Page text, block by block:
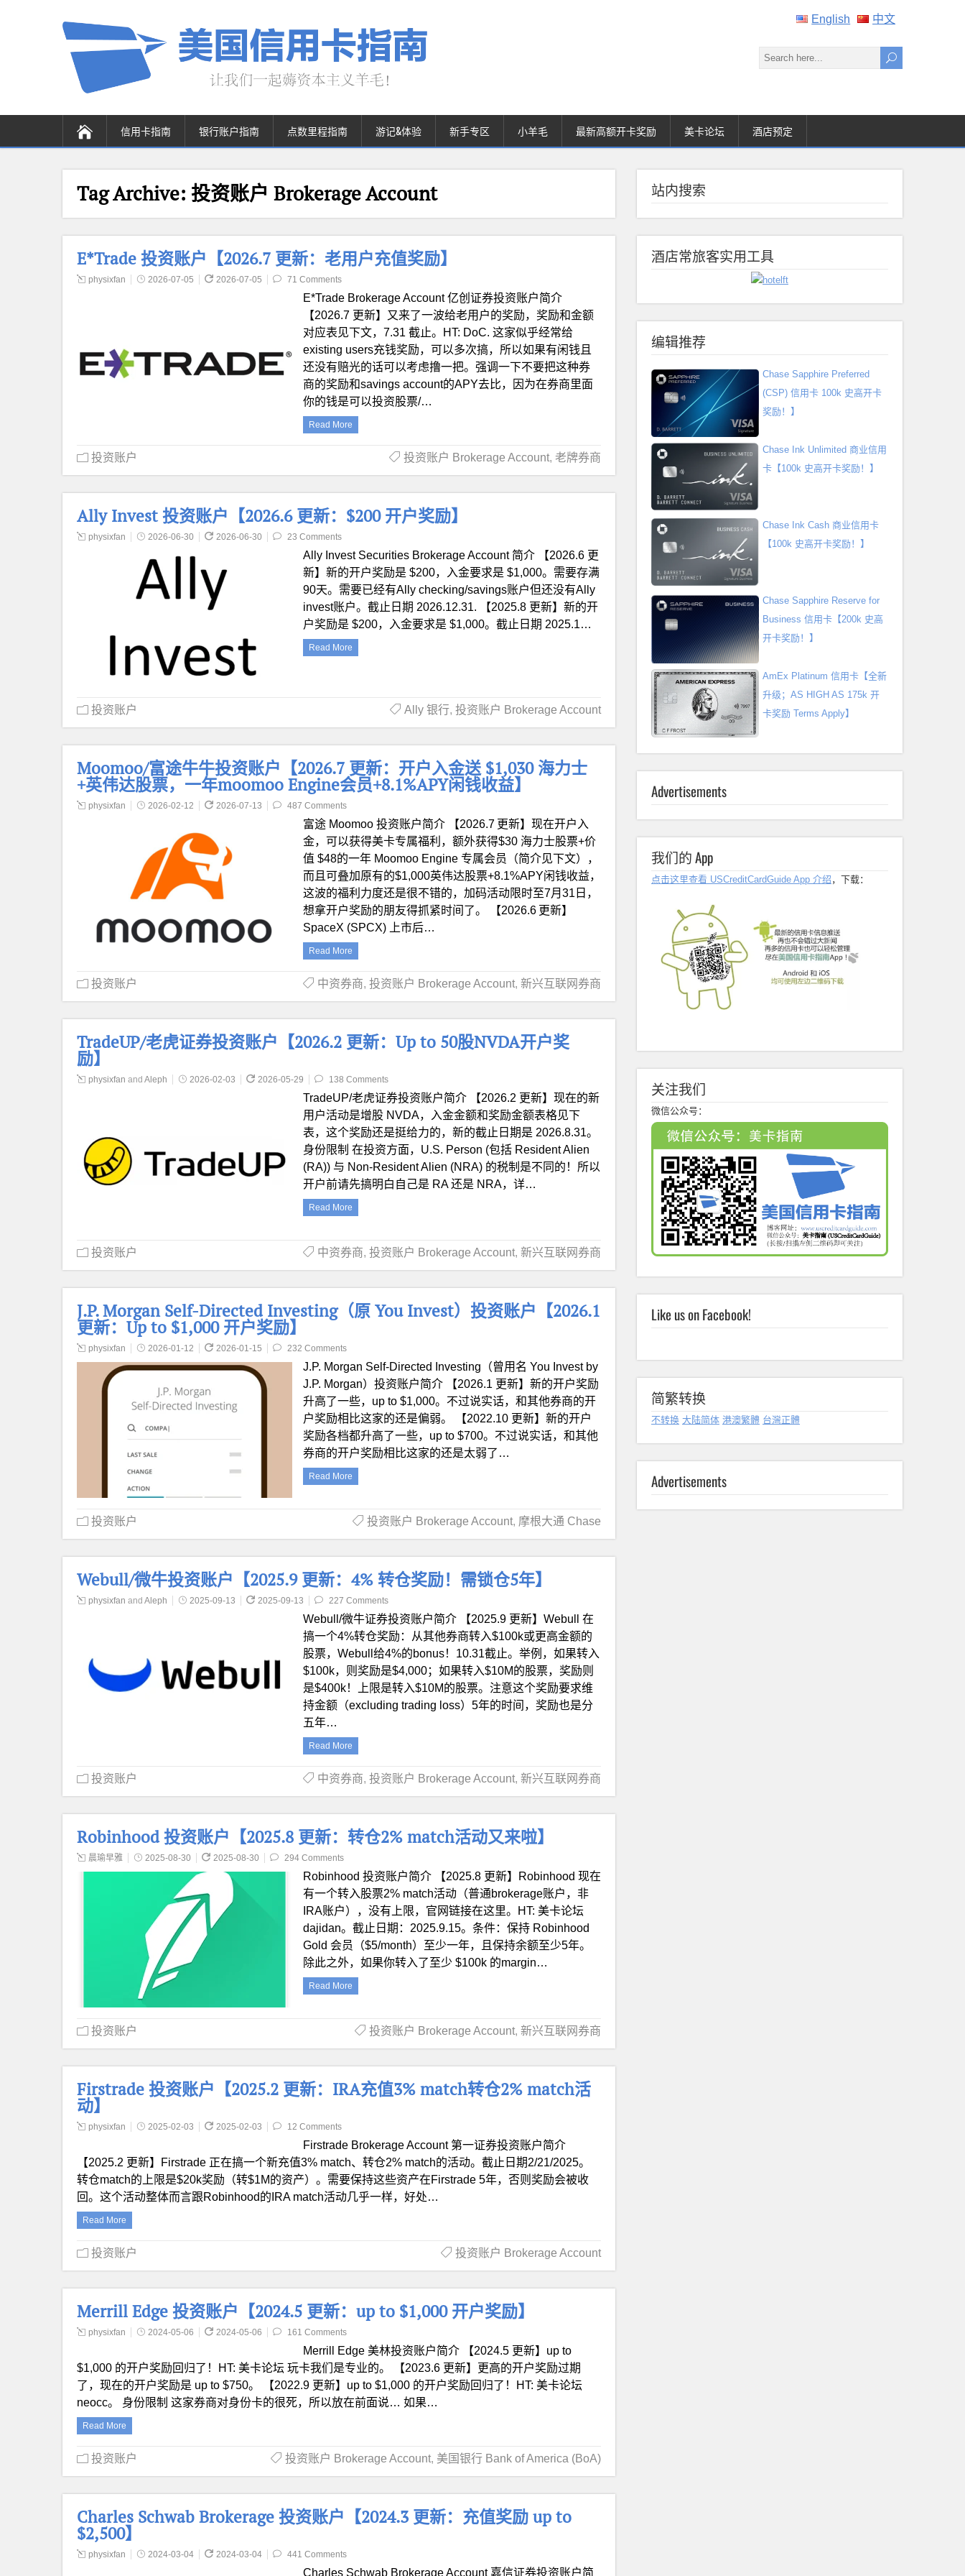
English 中文
信用卡指南 银行账户指南 点数里程指南 游记&体验 新手专区 小羊毛 最新高额开卡奖励 美卡论坛 酒店预定
Tag Archive: 投资账户 Brokerage Account
E*Trade 投资账户【2026.7 更新：老用户充值奖励】
physixfan 2026-07-05 2026-07-05 71 Comments
E*Trade Brokerage Account 亿创证券投资账户简介
【2026.7 更新】又来了一波给老用户的奖励，奖励和金额
对应表见下文，7.31 截止。HT: DoC. 这家似乎经常给
existing users充钱奖励，可以多次搞，所以如果有闲钱且
还没有赔光的话可以考虑撸一把。强调一下不要把这种券
商的奖励和savings account的APY去比，因为在券商里面
你的钱是可以投资股票/…
Read More
投资账户 投资账户 Brokerage Account, 老牌券商
Ally Invest 投资账户【2026.6 更新：$200 开户奖励】
physixfan 2026-06-30 2026-06-30 23 Comments
Ally Invest Securities Brokerage Account 简介 【2026.6 更
新】新的开户奖励是 $200，入金要求是 $1,000。需要存满
90天。需要已经有Ally checking/savings账户但还没有Ally
invest账户。截止日期 2026.12.31. 【2025.8 更新】新的开
户奖励是 $200，入金要求是 $1,000。截止日期 2025.1…
Read More
投资账户 Ally 银行, 投资账户 Brokerage Account
Moomoo/富途牛牛投资账户【2026.7 更新：开户入金送 $1,030 海力士
+英伟达股票，一年moomoo Engine会员+8.1%APY闲钱收益】
physixfan 2026-02-12 2026-07-13 487 Comments
富途 Moomoo 投资账户简介 【2026.7 更新】现在开户入
金，可以获得美卡专属福利，额外获得$30 海力士股票+价
值 $48的一年 Moomoo Engine 专属会员（简介见下文），
而且可叠加原有的$1,000英伟达股票+8.1%APY闲钱收益，
这波的福利力度还是很不错的，加码活动限时至7月31日，
想拿开户奖励的朋友得抓紧时间了。 【2026.6 更新】
SpaceX (SPCX) 上市后…
Read More
投资账户 中资券商, 投资账户 Brokerage Account, 新兴互联网券商
TradeUP/老虎证券投资账户【2026.2 更新：Up to 50股NVDA开户奖
励】
physixfan and Aleph 2026-02-03 2026-05-29 138 Comments
TradeUP/老虎证券投资账户简介 【2026.2 更新】现在的新
用户活动是增股 NVDA，入金金额和奖励金额表格见下
表，这个奖励还是挺给力的，新的截止日期是 2026.8.31。
身份限制 在投资方面，U.S. Person (包括 Resident Alien
(RA)) 与 Non-Resident Alien (NRA) 的税制是不同的！所以
开户前请先搞明白自己是 RA 还是 NRA，详…
Read More
投资账户 中资券商, 投资账户 Brokerage Account, 新兴互联网券商
J.P. Morgan Self-Directed Investing（原 You Invest）投资账户【2026.1
更新：Up to $1,000 开户奖励】
physixfan 2026-01-12 2026-01-15 232 Comments
J.P. Morgan Self-Directed Investing（曾用名 You Invest by
J.P. Morgan）投资账户简介 【2026.1 更新】新的开户奖励
升高了一些，up to $1,000。不过说实话，和其他券商的开
户奖励相比这家的还是偏弱。 【2022.10 更新】新的开户
奖励各档都升高了一些，up to $700。不过说实话，和其他
券商的开户奖励相比这家的还是太弱了…
Read More
投资账户 投资账户 Brokerage Account, 摩根大通 Chase
Webull/微牛投资账户【2025.9 更新：4% 转仓奖励！需锁仓5年】
physixfan and Aleph 2025-09-13 2025-09-13 227 Comments
Webull/微牛证券投资账户简介 【2025.9 更新】Webull 在
搞一个4%转仓奖励：从其他券商转入$100k或更高金额的
股票，Webull给4%的bonus！10.31截止。举例，如果转入
$100k，则奖励是$4,000；如果转入$10M的股票，奖励则
是$400k！上限是转入$10M的股票。注意这个奖励要求维
持金额（excluding trading loss）5年的时间，奖励也是分
五年…
Read More
投资账户 中资券商, 投资账户 Brokerage Account, 新兴互联网券商
Robinhood 投资账户【2025.8 更新：转仓2% match活动又来啦】
晨瑜早雅 2025-08-30 2025-08-30 294 Comments
Robinhood 投资账户简介 【2025.8 更新】Robinhood 现在
有一个转入股票2% match活动（普通brokerage账户，非
IRA账户），没有上限，官网链接在这里。HT: 美卡论坛
dajidan。截止日期：2025.9.15。条件：保持 Robinhood
Gold 会员（$5/month）至少一年，且保持余额至少5年。
除此之外，如果你转入了至少 $100k 的margin…
Read More
投资账户 投资账户 Brokerage Account, 新兴互联网券商
Firstrade 投资账户【2025.2 更新：IRA充值3% match转仓2% match活
动】
physixfan 2025-02-03 2025-02-03 12 Comments
Firstrade Brokerage Account 第一证券投资账户简介
【2025.2 更新】Firstrade 正在搞一个新充值3% match、转仓2% match的活动。截止日期2/21/2025。
转仓match的上限是$20k奖励（转$1M的资产）。需要保持这些资产在Firstrade 5年，否则奖励会被收
回。这个活动整体而言跟Robinhood的IRA match活动几乎一样，好处…
Read More
投资账户 投资账户 Brokerage Account
Merrill Edge 投资账户【2024.5 更新：up to $1,000 开户奖励】
physixfan 2024-05-06 2024-05-06 161 Comments
Merrill Edge 美林投资账户简介 【2024.5 更新】up to
$1,000 的开户奖励回归了！HT: 美卡论坛 玩卡我们是专业的。 【2023.6 更新】更高的开户奖励过期
了，现在的开户奖励是 up to $750。 【2022.9 更新】up to $1,000 的开户奖励回归了！HT: 美卡论坛
neocc。 身份限制 这家券商对身份卡的很死，所以放在前面说… 如果…
Read More
投资账户 投资账户 Brokerage Account, 美国银行 Bank of America (BoA)
Charles Schwab Brokerage 投资账户【2024.3 更新：充值奖励 up to
$2,500】
physixfan 2024-03-04 2024-03-04 441 Comments
Charles Schwab Brokerage Account 嘉信证券投资账户简
站内搜索
酒店常旅客实用工具
编辑推荐
Chase Sapphire Preferred
(CSP) 信用卡 100k 史高开卡
奖励！】
Chase Ink Unlimited 商业信用
卡【100k 史高开卡奖励！】
Chase Ink Cash 商业信用卡
【100k 史高开卡奖励！】
Chase Sapphire Reserve for
Business 信用卡【200k 史高
开卡奖励！】
AmEx Platinum 信用卡【全新
升级；AS HIGH AS 175k 开
卡奖励 Terms Apply】
Advertisements
我们的 App
点击这里查看 USCreditCardGuide App 介绍 ，下载：
关注我们
微信公众号：
Like us on Facebook!
简繁转换
不转换 大陆简体 港澳繁體 台灣正體
Advertisements